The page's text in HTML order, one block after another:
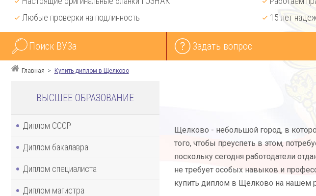
Любые проверки на подлинность
15 лет
Поиск ВУЗа Задать вопрос
Главная Купить диплом в Щелково
ВЫСШЕЕ ОБРАЗОВАНИЕ
Диплом СССР
Диплом бакалавра
Диплом специалиста
Диплом магистра
Щелково - небольшой город, в
того, чтобы преуспеть в этом,
поскольку сегодня работодатели
не требует особых навыков и
купить диплом в Щелково на нашем